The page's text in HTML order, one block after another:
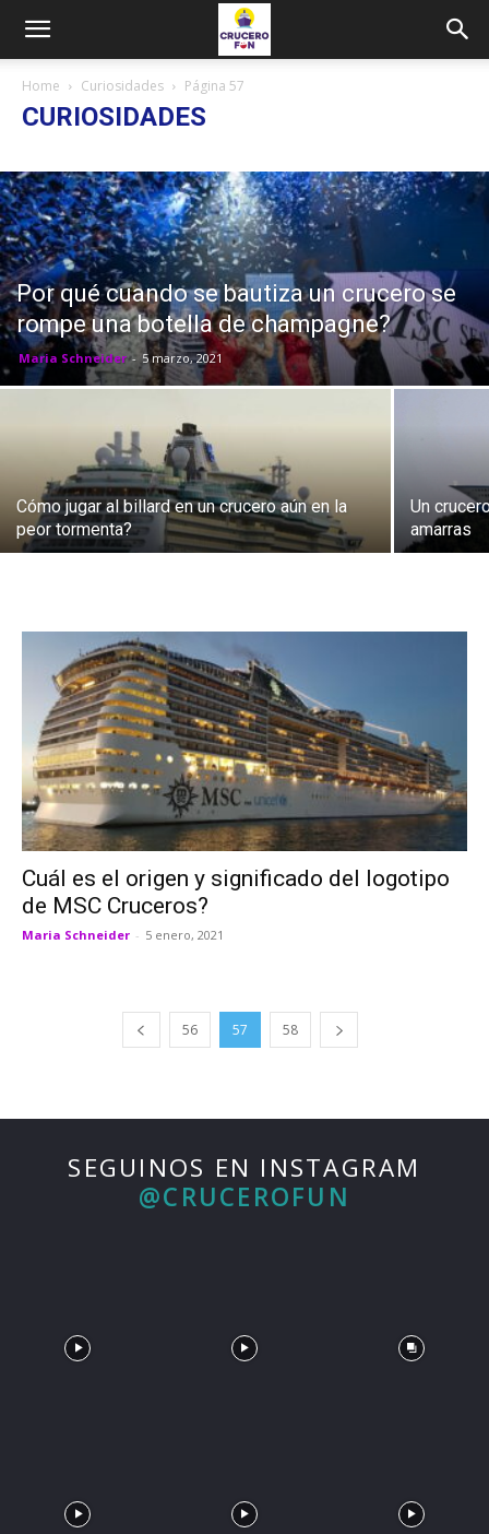
Home Curiosidades Página 57
CURIOSIDADES
Por qué cuando se bautiza un crucero se
rompe una botella de champagne?
Maria Schneider - 5 marzo, 2021
Cómo jugar al billard en un crucero aún en la
peor tormenta?
Un
amarras
Cuál es el origen y significado del logotipo
de MSC Cruceros?
Maria Schneider - 5 enero, 2021
56 57 58
SEGUINOS EN INSTAGRAM
@CRUCEROFUN